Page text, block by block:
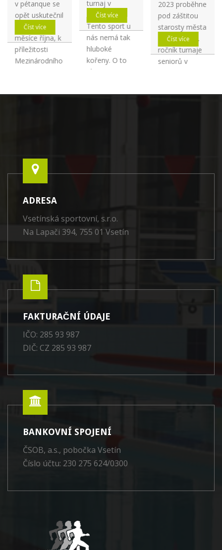
v pétanque se
opět uskutečnil
na začátku
měsíce října, k
příležitosti
Mezinárodního
Číst více
turnaj v
Pétangue.
Tento sport u
nás nemá tak
hluboké
kořeny. O to
více mne
Číst více
2023 proběhne
pod záštitou
starosty města
Vsetín, již 11.
ročník turnaje
seniorů v
Vseti...
Číst více
ADRESA
Vsetínská sportovní, s.r.o.
Na Lapači 394, 755 01 Vsetín
FAKTURAČNÍ ÚDAJE
IČO: 285 93 987
DIČ: CZ 285 93 987
BANKOVNÍ SPOJENÍ
ČSOB, a.s., pobočka Vsetín
Číslo účtu: 230 275 624/0300